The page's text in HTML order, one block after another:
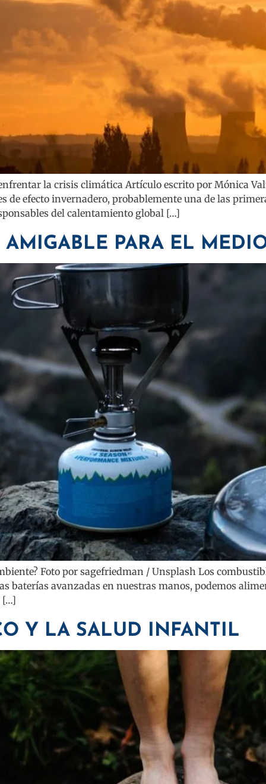
la crisis climática Artículo escrito por Mónica
efecto invernadero, probablemente una de las
del calentamiento global […]
AMIGABLE PARA EL
Foto por sagefriedman / Unsplash Los
baterías avanzadas en nuestras manos, podemos
[…]
Y LA SALUD INFANTIL